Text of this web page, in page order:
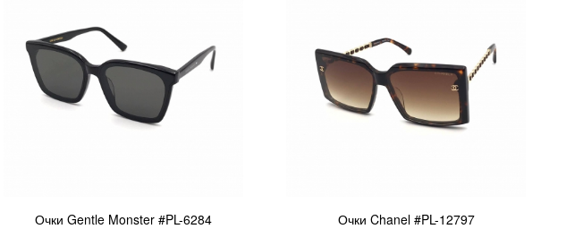
Очки Gentle Monster #PL-6284 Очки Chanel #PL-12797